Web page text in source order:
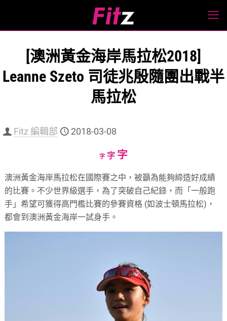
[澳洲黃金海岸馬拉松2018]
Leanne Szeto 司徒兆殷隨團出戰半
馬拉松
Fitz 編輯部 2018-03-08
字Decrease
size.
字Reset
size.
字Increase
size.
澳洲黃金海岸馬拉松在國際賽之中，被籲為能夠締造好成績
的比賽。不少世界級選手，為了突破自己紀錄，而「一般跑
手」希望可獲得高門檻比賽的參賽資格 (如波士頓馬拉松)，
都會到澳洲黃金海岸一試身手。